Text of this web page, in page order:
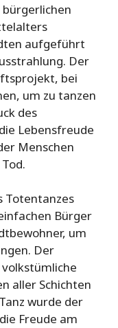
aufgeführt
Der
bei
um zu tanzen
des
Lebensfreude
Menschen
Totentanzes
Bürger
um
Der
aller Schichten
wurde der
Freude am